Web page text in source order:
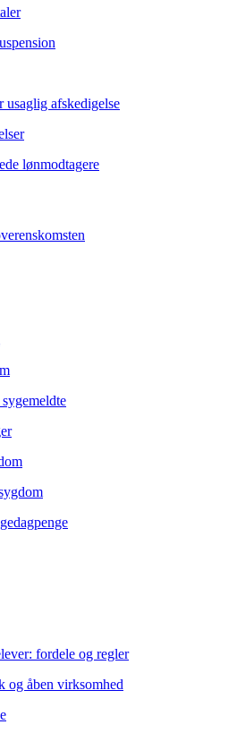
usaglig afskedigelse
lønmodtagere
fordele og regler
og åben virksomhed